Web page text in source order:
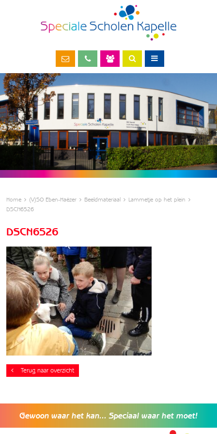
Home (V)SO Eben-Haëzer Beeldmateriaal
Lammetje op het plein
DSCN6526
DSCN6526
Terug naar overzicht
Gewoon waar het kan... Speciaal waar het moet!